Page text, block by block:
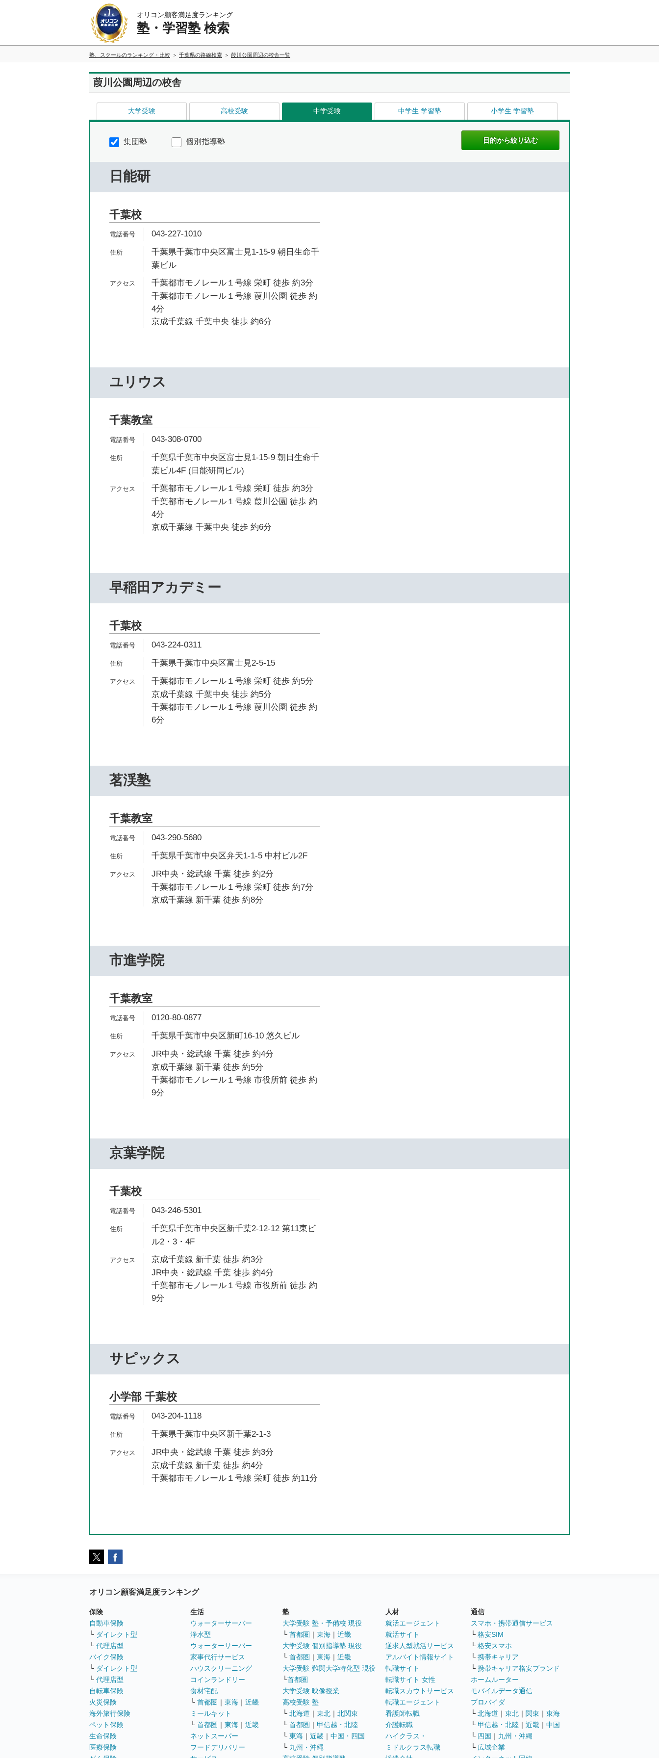
オリコン顧客満足度ランキング
塾・学習塾 検索
塾、スクールのランキング・比較 千葉県の路線検索 葭川公園周辺の校舎一覧
葭川公園周辺の校舎
大学受験 高校受験 中学受験 中学生 学習塾 小学生 学習塾
集団塾 個別指導塾
日能研
千葉校
043-227-1010
千葉県千葉市中央区富士見1-15-9 朝日生命千
葉ビル
千葉都市モノレール１号線 栄町 徒歩 約3分
千葉都市モノレール１号線 葭川公園 徒歩 約
4分
京成千葉線 千葉中央 徒歩 約6分
ユリウス
千葉教室
043-308-0700
千葉県千葉市中央区富士見1-15-9 朝日生命千
葉ビル4F (日能研同ビル)
千葉都市モノレール１号線 栄町 徒歩 約3分
千葉都市モノレール１号線 葭川公園 徒歩 約
4分
京成千葉線 千葉中央 徒歩 約6分
早稲田アカデミー
千葉校
043-224-0311
千葉県千葉市中央区富士見2-5-15
千葉都市モノレール１号線 栄町 徒歩 約5分
京成千葉線 千葉中央 徒歩 約5分
千葉都市モノレール１号線 葭川公園 徒歩 約
6分
茗渓塾
千葉教室
043-290-5680
千葉県千葉市中央区弁天1-1-5 中村ビル2F
JR中央・総武線 千葉 徒歩 約2分
千葉都市モノレール１号線 栄町 徒歩 約7分
京成千葉線 新千葉 徒歩 約8分
市進学院
千葉教室
0120-80-0877
千葉県千葉市中央区新町16-10 悠久ビル
JR中央・総武線 千葉 徒歩 約4分
京成千葉線 新千葉 徒歩 約5分
千葉都市モノレール１号線 市役所前 徒歩 約
9分
京葉学院
千葉校
043-246-5301
千葉県千葉市中央区新千葉2-12-12 第11東ビ
ル2・3・4F
京成千葉線 新千葉 徒歩 約3分
JR中央・総武線 千葉 徒歩 約4分
千葉都市モノレール１号線 市役所前 徒歩 約
9分
サピックス
小学部 千葉校
043-204-1118
千葉県千葉市中央区新千葉2-1-3
JR中央・総武線 千葉 徒歩 約3分
京成千葉線 新千葉 徒歩 約4分
千葉都市モノレール１号線 栄町 徒歩 約11分
オリコン顧客満足度ランキング
保険
自動車保険
└ ダイレクト型
└ 代理店型
バイク保険
└ ダイレクト型
└ 代理店型
自転車保険
火災保険
海外旅行保険
ペット保険
生命保険
医療保険
生活
ウォーターサーバー
浄水型
ウォーターサーバー
家事代行サービス
ハウスクリーニング
コインランドリー
食材宅配
└ 首都圏 ｜ 東海 ｜ 近畿
ミールキット
└ 首都圏 ｜ 東海 ｜ 近畿
ネットスーパー
フードデリバリー
塾
大学受験 塾・予備校 現役
└ 首都圏 ｜ 東海 ｜ 近畿
大学受験 個別指導塾 現役
└ 首都圏 ｜ 東海 ｜ 近畿
大学受験 難関大学特化型 現役
└首都圏
大学受験 映像授業
高校受験 塾
└ 北海道 ｜ 東北 ｜ 北関東
└ 首都圏 ｜ 甲信越・北陸
└ 東海 ｜ 近畿 ｜ 中国・四国
└ 九州・沖縄
人材
就活エージェント
就活サイト
逆求人型就活サービス
アルバイト情報サイト
転職サイト
転職サイト 女性
転職スカウトサービス
転職エージェント
看護師転職
介護転職
ハイクラス・
ミドルクラス転職
通信
スマホ・携帯通信サービス
└ 格安SIM
└ 格安スマホ
└ 携帯キャリア
└ 携帯キャリア格安ブランド
ホームルーター
モバイルデータ通信
プロバイダ
└ 北海道 ｜ 東北 ｜ 関東 ｜ 東海
└ 甲信越・北陸 ｜ 近畿 ｜ 中国
└ 四国 ｜ 九州・沖縄
└ 広域企業